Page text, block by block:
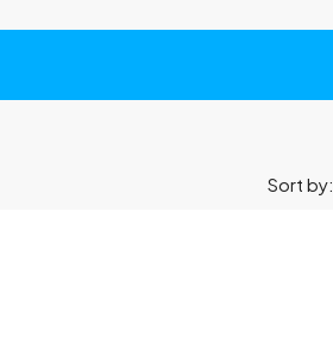
Sort by: